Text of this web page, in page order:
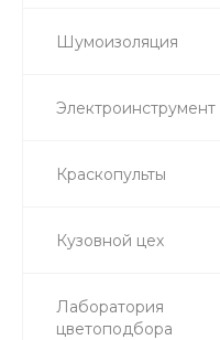
Шумоизоляция
Электроинструмент
Краскопульты
Кузовной цех
Лаборатория
цветоподбора